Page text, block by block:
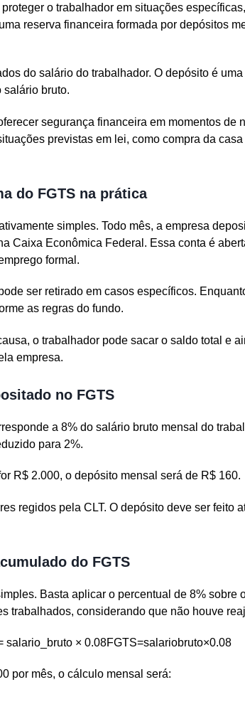
o trabalhador em situações
reserva financeira formada por depósitos
do salário do trabalhador. O depósito é
salário bruto.
segurança financeira em momentos de
previstas em lei, como compra da
do FGTS na prática
simples. Todo mês, a empresa
Caixa Econômica Federal. Essa conta é
formal.
ser retirado em casos específicos.
as regras do fundo.
o trabalhador pode sacar o saldo total e
empresa.
no FGTS
a 8% do salário bruto mensal do
para 2%.
R$ 2.000, o depósito mensal será de R$ 160.
regidos pela CLT. O depósito deve ser feito
do FGTS
Basta aplicar o percentual de 8% sobre
trabalhados, considerando que não houve
salario_bruto × 0.08FGTS=salariob​ruto×0.08
por mês, o cálculo mensal será: